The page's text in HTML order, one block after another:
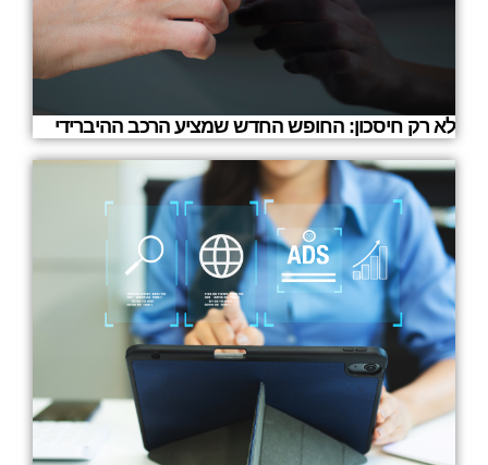
לא רק חיסכון: החופש החדש שמציע הרכב ההיברידי